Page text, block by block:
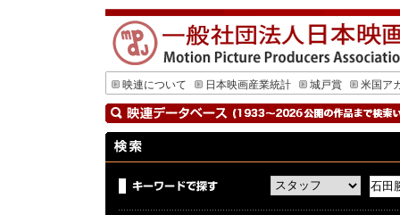
映連について 日本映画産業統計 城戸賞 米国ア